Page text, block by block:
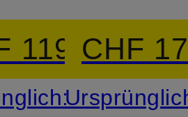
119 CHF